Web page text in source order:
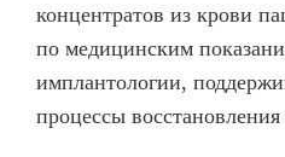
концентратов из крови
по медицинским
имплантологии,
процессы восстановления